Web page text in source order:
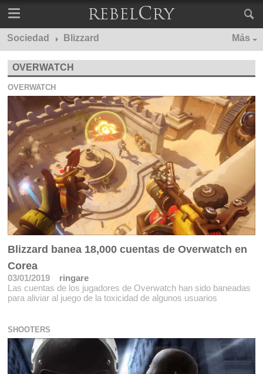
Sociedad Blizzard Más
OVERWATCH
OVERWATCH
Blizzard banea 18,000 cuentas de Overwatch en
Corea
03/01/2019
ringare
Las cuentas de los jugadores de Overwatch han sido baneadas
para aliviar al juego de la toxicidad de algunos usuarios
SHOOTERS